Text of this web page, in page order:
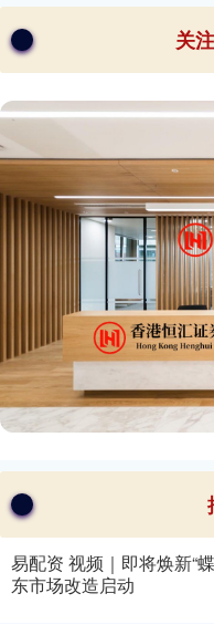
关
易配资 视频｜即将焕新“
东市场改造启动